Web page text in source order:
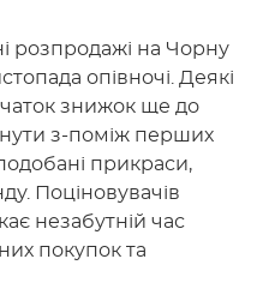
розпродажі на Чорну
опівночі. Деякі
знижок ще до
з-поміж перших
прикраси,
Поціновувачів
незабутній час
покупок та